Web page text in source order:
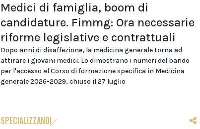
Medici di famiglia, boom di
candidature. Fimmg: Ora necessarie
riforme legislative e contrattuali
Dopo anni di disaffezione, la medicina generale torna ad
attirare i giovani medici. Lo dimostrano i numeri del bando
per l'accesso al Corso di formazione specifica in Medicina
generale 2026-2029, chiuso il 27 luglio
SPECIALIZZANDI